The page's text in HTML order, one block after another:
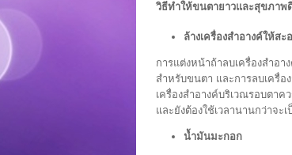
วิธีทำให้ขนตายาวและสุขภาพ
ล้างเครื่องสำอางค์ให้สะ
การแต่งหน้าถ้าลบเครื่องสำอ
สำหรับขนตา และการลบเครื่อ
เครื่องสำอางค์บริเวณรอบตา
และยังต้องใช้เวลานานกว่าจะ
น้ำมันมะกอก